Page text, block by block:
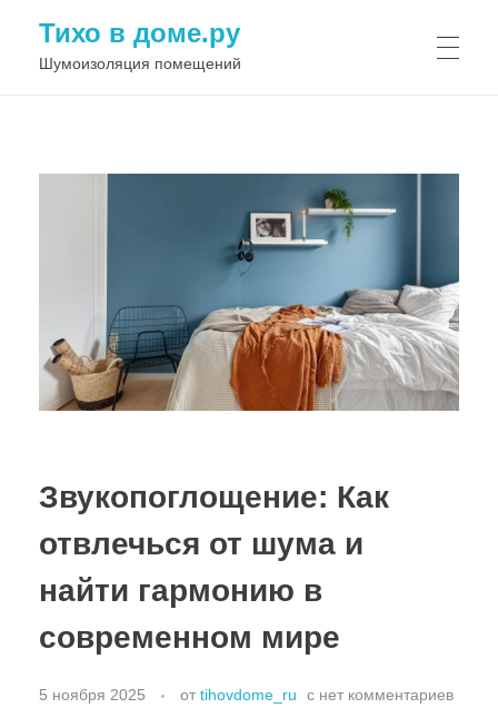
Тихо в доме.ру
Шумоизоляция помещений
Звукопоглощение: Как
отвлечься от шума и
найти гармонию в
современном мире
5 ноября 2025 от tihovdome_ru с нет комментариев